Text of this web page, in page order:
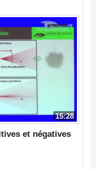
15:28
et négatives